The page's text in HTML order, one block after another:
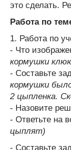
это сделать.
Работа по
1. Работа по
- Что
кормушки
- Составьте
кормушки
2 цыпленка.
- Назовите
- Ответьте на
цыплят)
- Составьте